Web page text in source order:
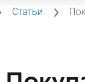
Статьи